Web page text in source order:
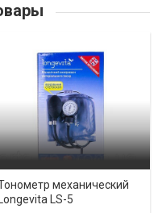
механический
Longevita LS-5